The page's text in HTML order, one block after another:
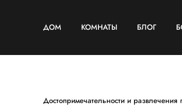
ДОМ КОМНАТЫ БЛОГ
Достопримечательности и развлечения